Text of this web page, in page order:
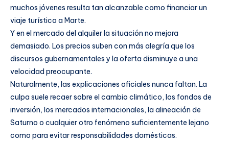
muchos jóvenes resulta tan alcanzable como financiar un
viaje turístico a Marte.
Y en el mercado del alquiler la situación no mejora
demasiado. Los precios suben con más alegría que los
discursos gubernamentales y la oferta disminuye a una
velocidad preocupante.
Naturalmente, las explicaciones oficiales nunca faltan. La
culpa suele recaer sobre el cambio climático, los fondos de
inversión, los mercados internacionales, la alineación de
Saturno o cualquier otro fenómeno suficientemente lejano
como para evitar responsabilidades domésticas.